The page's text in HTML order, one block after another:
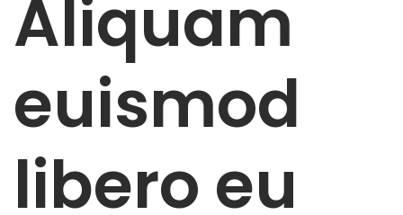
Aliquam
euismod
libero eu